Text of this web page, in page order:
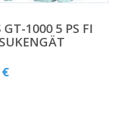
GT-1000 5 PS FI
€